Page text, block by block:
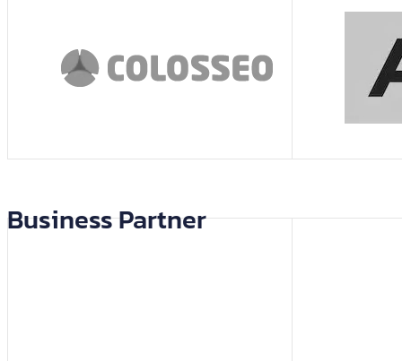
Business Partner